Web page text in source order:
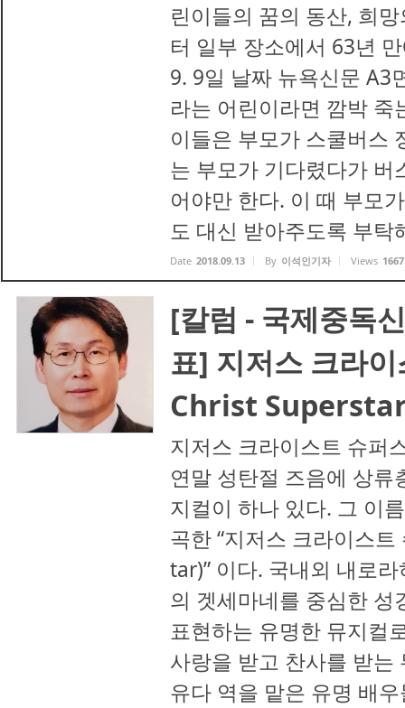
린이들의 꿈의 동산, 희
터 일부 장소에서 63년
9. 9일 날짜 뉴욕신문 A3
라는 어린이라면 깜박
이들은 부모가 스쿨버스
는 부모가 기다렸다가
어야만 한다. 이 때 부모
도 대신 받아주도록 부탁
Date 2018.09.13 By 이석인기자 Views 1667
[칼럼 - 국제중독
표] 지저스 크라
Christ
지저스 크라이스트 슈퍼
연말 성탄절 즈음에 상
지컬이 하나 있다. 그 이
곡한 “지저스 크라이스
tar)” 이다. 국내외 내로
의 겟세마네를 중심한
표현하는 유명한 뮤지컬
사랑을 받고 찬사를 받는
유다 역을 맡은 유명 배